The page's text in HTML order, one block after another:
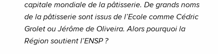
capitale mondiale de la pâtisserie. De grands noms
de la pâtisserie sont issus de l’Ecole comme Cédric
Grolet ou Jérôme de Oliveira. Alors pourquoi la
Région soutient l’ENSP ?